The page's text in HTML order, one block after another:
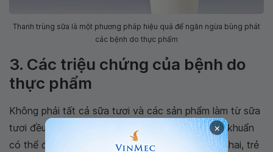
Thanh trùng sữa là một phương pháp hiệu quả để ngăn ngừa bùng phát
các bệnh do thực phẩm
3. Các triệu chứng của bệnh do
thực phẩm
Không phải tất cả sữa tươi và các sản phẩm làm từ sữa
tươi đều chứa vi khuẩn có hại. Nhưng nếu có, vi khuẩn
có thể đặc biệt nguy hiểm đối với phụ nữ mang thai, trẻ
×